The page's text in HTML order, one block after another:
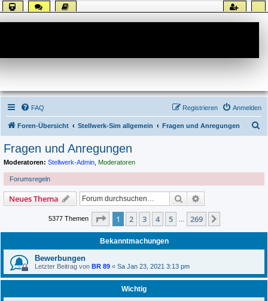
FAQ Anmelden
Registrieren
Foren-Übersicht Stellwerk-Sim allgemein Fragen und Anregungen
Fragen und Anregungen
Moderatoren: Stellwerk-Admin Moderatoren
Forumsregeln
Neues Thema Suche
5377 Themen Seite 1von 269
1 2 3 4 5 269
Bekanntmachungen
Bewerbungen
Letzter Beitrag von BR 89 « Sa Jan 23, 2021 3:13 pm
Wichtig